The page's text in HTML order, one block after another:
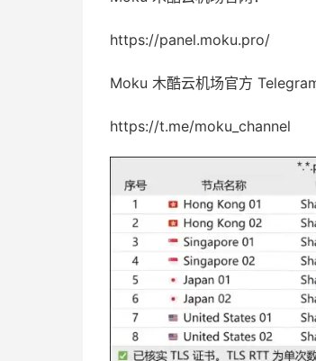
https://panel.moku.pro/
Moku 木酷云机场官方 Telegram
https://t.me/moku_channel